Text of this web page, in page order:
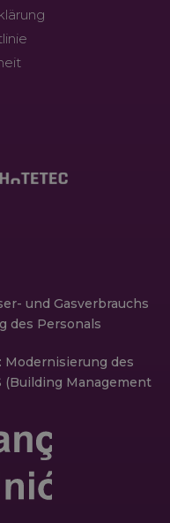
und Gasverbrauchs
des Personals
Modernisierung des
(Building Management